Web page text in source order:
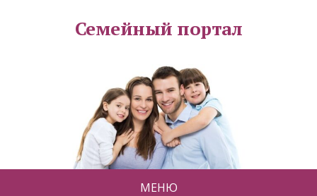
Семейный портал
МЕНЮ